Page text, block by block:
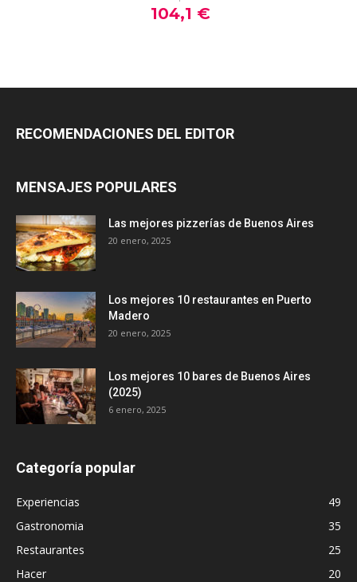
RECOMENDACIONES DEL EDITOR
MENSAJES POPULARES
Las mejores pizzerías de Buenos Aires
20 enero, 2025
Los mejores 10 restaurantes en Puerto
Madero
20 enero, 2025
Los mejores 10 bares de Buenos Aires
(2025)
6 enero, 2025
Categoría popular
Experiencias
49
Gastronomia
35
Restaurantes
25
Hacer
20